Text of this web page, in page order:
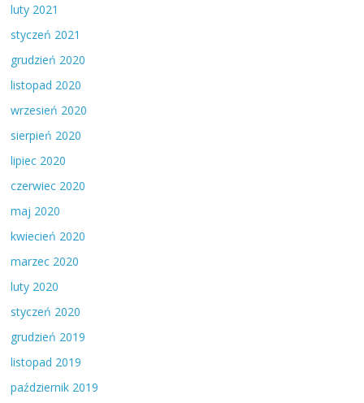
luty 2021
styczeń 2021
grudzień 2020
listopad 2020
wrzesień 2020
sierpień 2020
lipiec 2020
czerwiec 2020
maj 2020
kwiecień 2020
marzec 2020
luty 2020
styczeń 2020
grudzień 2019
listopad 2019
październik 2019